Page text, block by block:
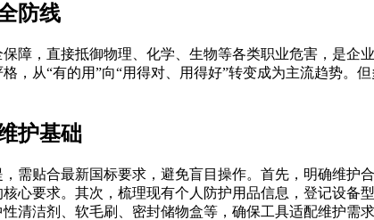
防线
障，直接抵御物理、化学、生物等各类职业危害，是企
，从“有的用”向“用得对、用得好”转变成为主流趋势。
护基础
需贴合最新国标要求，避免盲目操作。首先，明确维护
心要求。其次，梳理现有个人防护用品信息，登记设备
清洁剂、软毛刷、密封储物盒等，确保工具适配维护需